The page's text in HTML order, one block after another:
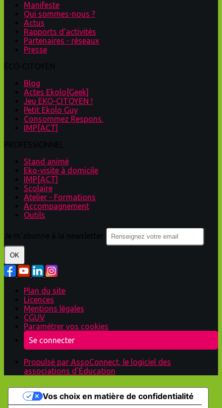
Manifeste
Qui sommes-nous ?
Actus
Rapports d'activités
Partenaires - réseaux
Presse
Blog
Actes Ekolo[Geek]
Jeu EKO-CITOYEN !
Petit Ekolo Guy
Consommez Respons.
IMP[ACT]
Stand animé
Eko-visite à domicile
IMP[ACT]
Scolaire
Atelier - Formations
Accompagnement
Outils
OK
Plan du site
Licences
Mentions légales
CGUV
Paramétrer vos cookies
Se connecter
Propulsé par AssoConnect, le logiciel des
associations d'Éducation
Vos choix en matière de confidentialité